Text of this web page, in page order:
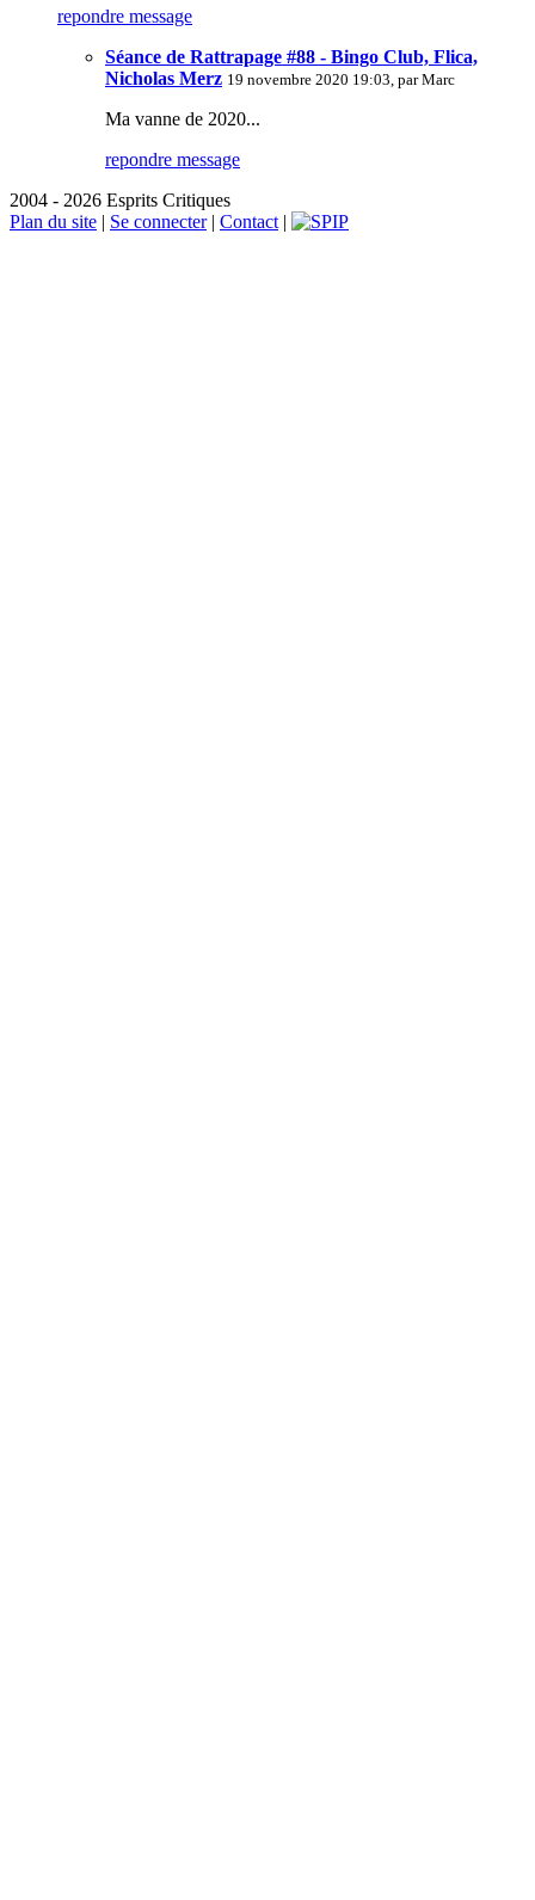
repondre message
Séance de Rattrapage #88 - Bingo Club, Flica,
Nicholas Merz 19 novembre 2020 19:03, parMarc
Ma vanne de 2020...
repondre message
2004 - 2026 Esprits Critiques
Plan du site | Se connecter| Contact |